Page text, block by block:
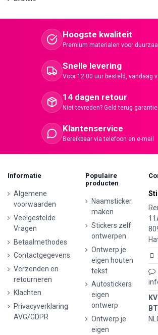
Hoogste kwaliteit
Premium materialen voor
Snelle levering
Voor 12:00 uur besteld, vandaag
14 dagen retour
Niet tevreden? Geld terug garantie
Klantenservice
Bereikbaar via telefoon en e-mail
Informatie
Algemene
voorwaarden
Veelgestelde
Vragen
Betaalmethodes
Contactgegevens
Verzenden en
retourneren
Klachten
Privacyverklaring
AVG/GDPR
Populaire
producten
Naamsticker
maken
Stickers zelf
ontwerpen
Ontwerp je
eigen houten
tekst
Autostickers
eigen
ontwerp
Ontwerp je
eigen